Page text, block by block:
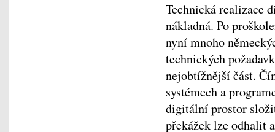
Technická realizace
nákladná. Po
nyní mnoho
technických
nejobtížnější část.
systémech a
digitální prostor
překážek lze odhalit